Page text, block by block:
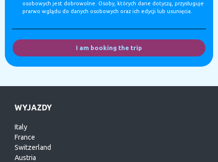
osobowych jest dobrowolne. Osoby, których dane dotyczą, przysługuje
prarwo wglądu do danych osobowych oraz ich edycji lub usunięcia.
I am booking the trip
WYJAZDY
Italy
France
Switzerland
Austria